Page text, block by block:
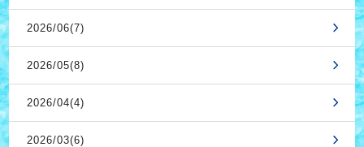
2026/06(7)
2026/05(8)
2026/04(4)
2026/03(6)